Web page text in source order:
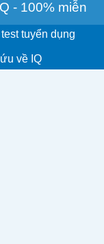
- 100% miễn
test tuyển dụng
về IQ